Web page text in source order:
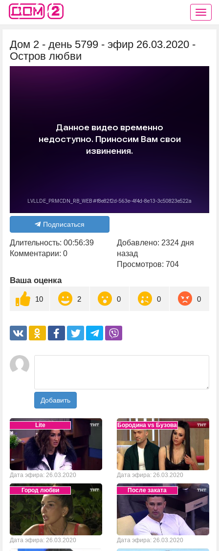
Дом 2 - день 5799 - эфир 26.03.2020 -
Остров любви
Подписаться
Длительность: 00:56:39
Комментарии: 0
Добавлено: 2324 дня
назад
Просмотров: 704
Ваша оценка
10 2 0 0 0
Добавить
Lite
Дата эфира: 26.03.2020
Бородина vs Бузова
Дата эфира: 26.03.2020
Город любви
Дата эфира: 26.03.2020
После заката
Дата эфира: 26.03.2020